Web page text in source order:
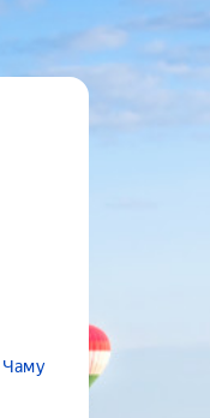
Чаму